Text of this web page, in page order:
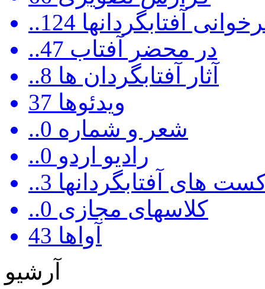
آفتابگردانها 124
..در محضر آفتاب 47
..آثار آفتابگردان ها 8
ویدئوها 37
..شعر و شماره 0
..رادیو اردو 0
های آفتابگردانها 3
..کلاسهای مجازی 0
آواها 43
آرشیو